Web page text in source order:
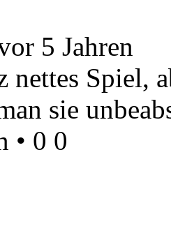
5 Jahren
nettes Spiel,
sie
• 0 0